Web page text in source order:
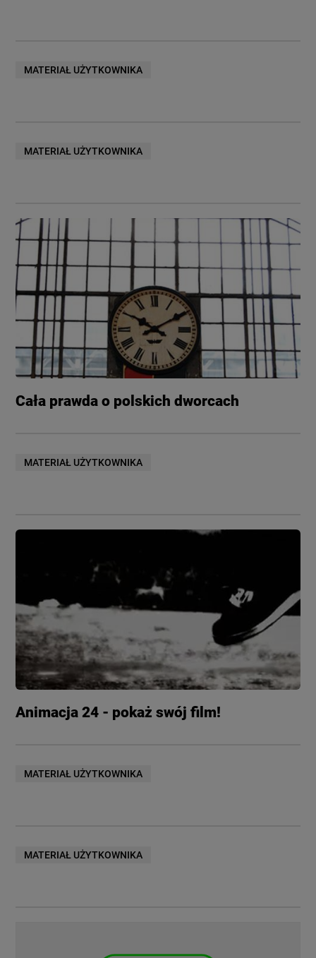
MATERIAŁ UŻYTKOWNIKA
MATERIAŁ UŻYTKOWNIKA
Cała prawda o polskich dworcach
MATERIAŁ UŻYTKOWNIKA
Animacja 24 - pokaż swój film!
MATERIAŁ UŻYTKOWNIKA
MATERIAŁ UŻYTKOWNIKA